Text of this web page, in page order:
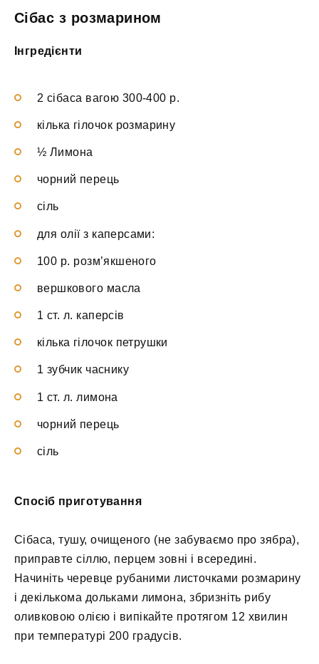
Сібас з розмарином
Інгредієнти
2 сібаса вагою 300-400 р.
кілька гілочок розмарину
½ Лимона
чорний перець
сіль
для олії з каперсами:
100 р. розм’якшеного
вершкового масла
1 ст. л. каперсів
кілька гілочок петрушки
1 зубчик часнику
1 ст. л. лимона
чорний перець
сіль
Спосіб приготування
Сібаса, тушу, очищеного (не забуваємо про зябра),
приправте сіллю, перцем зовні і всередині.
Начиніть черевце рубаними листочками розмарину
і декількома дольками лимона, збризніть рибу
оливковою олією і випікайте протягом 12 хвилин
при температурі 200 градусів.